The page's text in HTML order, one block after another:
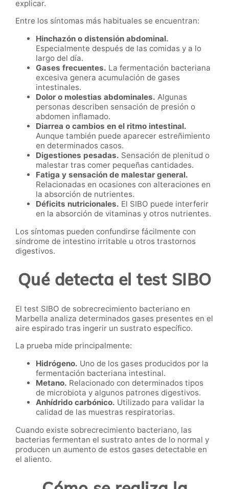
explicar.
Entre los síntomas más habituales se encuentran:
Hinchazón o distensión abdominal.
Especialmente después de las comidas y a lo
largo del día.
Gases frecuentes. La fermentación bacteriana
excesiva genera acumulación de gases
intestinales.
Dolor o molestias abdominales. Algunas
personas describen sensación de presión o
abdomen inflamado.
Diarrea o cambios en el ritmo intestinal.
Aunque también puede aparecer estreñimiento
en determinados casos.
Digestiones pesadas. Sensación de plenitud o
malestar tras comer pequeñas cantidades.
Fatiga y sensación de malestar general.
Relacionadas en ocasiones con alteraciones en
la absorción de nutrientes.
Déficits nutricionales. El SIBO puede interferir
en la absorción de vitaminas y otros nutrientes.
Los síntomas pueden confundirse fácilmente con
síndrome de intestino irritable u otros trastornos
digestivos.
Qué detecta el test SIBO
El test SIBO de sobrecrecimiento bacteriano en
Marbella analiza determinados gases presentes en el
aire espirado tras ingerir un sustrato específico.
La prueba mide principalmente:
Hidrógeno. Uno de los gases producidos por la
fermentación bacteriana intestinal.
Metano. Relacionado con determinados tipos
de microbiota y algunos patrones digestivos.
Anhídrido carbónico. Utilizado para validar la
calidad de las muestras respiratorias.
Cuando existe sobrecrecimiento bacteriano, las
bacterias fermentan el sustrato antes de lo normal y
producen un aumento de estos gases detectable en
el aliento.